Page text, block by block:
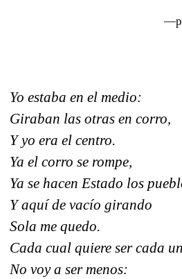
Yo estaba en el medio:
Giraban las otras en corro,
Y yo era el centro.
Ya el corro se rompe,
Ya se hacen Estado los
Y aquí de vacío girando
Sola me quedo.
Cada cual quiere ser cada
No voy a ser menos: